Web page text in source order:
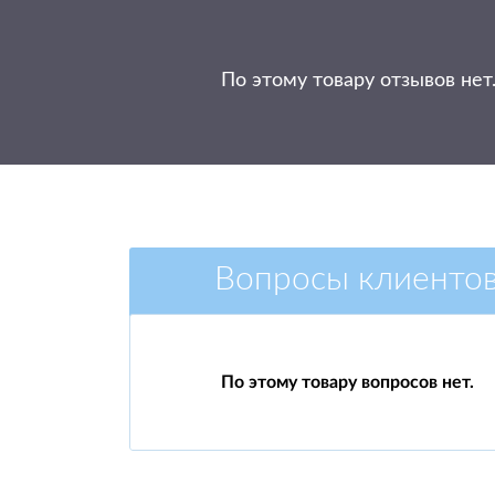
По этому товару отзывов нет.
Вопросы
По этому товару вопросов нет.